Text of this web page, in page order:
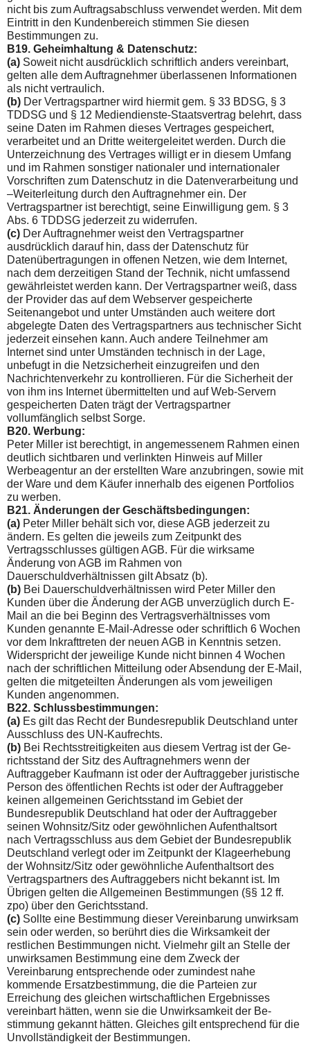
nicht bis zum Auftragsabschluss verwendet wer­den. Mit dem
Eintritt in den Kundenbereich stimmen Sie diesen
Bestimmungen zu.
B19. Geheimhaltung & Datenschutz:
(a) Soweit nicht ausdrücklich schriftlich anders vereinbart,
gelten alle dem Auftragnehmer überlassenen Informationen
als nicht vertraulich.
(b) Der Vertragspartner wird hiermit gem. § 33 BDSG, § 3
TDDSG und § 12 Mediendienste-Staatsvertrag belehrt, dass
sei­ne Daten im Rahmen dieses Vertrages gespeichert,
verarbeitet und an Dritte weitergeleitet werden. Durch die
Unterzeichnung des Vertrages willigt er in diesem Umfang
und im Rahmen sons­tiger nationaler und internationaler
Vorschriften zum Daten­schutz in die Datenverarbeitung und
–Weiterleitung durch den Auftragnehmer ein. Der
Vertragspartner ist berechtigt, seine Einwilligung gem. § 3
Abs. 6 TDDSG jederzeit zu widerrufen.
(c) Der Auftragnehmer weist den Vertragspartner
ausdrücklich darauf hin, dass der Datenschutz für
Datenübertragungen in offenen Netzen, wie dem Internet,
nach dem derzeitigen Stand der Technik, nicht umfassend
gewährleistet werden kann. Der Vertragspartner weiß, dass
der Provider das auf dem Webserver gespeicherte
Seitenangebot und unter Umständen auch weite­re dort
abgelegte Daten des Vertragspartners aus technischer Sicht
jederzeit einsehen kann. Auch andere Teilnehmer am
Internet sind unter Umständen technisch in der Lage,
unbefugt in die Netzsicherheit einzugreifen und den
Nachrichtenverkehr zu kontrollieren. Für die Sicherheit der
von ihm ins Internet über­mittelten und auf Web-Servern
gespeicherten Daten trägt der Vertragspartner
vollumfänglich selbst Sorge.
B20. Werbung:
Peter Miller ist berechtigt, in angemessenem Rahmen einen
deutlich sichtbaren und verlinkten Hinweis auf Miller
Werbeagentur an der erstellten Ware anzubringen, sowie mit
der Ware und dem Käufer innerhalb des eigenen Portfolios
zu werben.
B21. Änderungen der Geschäftsbedingungen:
(a) Peter Miller behält sich vor, diese AGB jederzeit zu
ändern. Es gelten die jeweils zum Zeitpunkt des
Vertragsschlusses gülti­gen AGB. Für die wirksame
Änderung von AGB im Rahmen von
Dauerschuldverhältnissen gilt Absatz (b).
(b) Bei Dauerschuldverhältnissen wird Peter Miller den
Kunden über die Änderung der AGB unverzüglich durch E-
Mail an die bei Beginn des Vertragsverhältnisses vom
Kunden genannte E-Mail-Adresse oder schriftlich 6 Wochen
vor dem Inkrafttreten der neuen AGB in Kenntnis setzen.
Widerspricht der jeweilige Kunde nicht binnen 4 Wochen
nach der schriftlichen Mitteilung oder Absendung der E-Mail,
gelten die mitgeteilten Änderungen als vom jeweiligen
Kunden angenommen.
B22. Schlussbestimmungen:
(a) Es gilt das Recht der Bundesrepublik Deutschland unter
Ausschluss des UN-Kaufrechts.
(b) Bei Rechtsstreitigkeiten aus diesem Vertrag ist der Ge­
richtsstand der Sitz des Auftragnehmers wenn der
Auftraggeber Kaufmann ist oder der Auftraggeber juristische
Person des öf­fentlichen Rechts ist oder der Auftraggeber
keinen allgemeinen Gerichtsstand im Gebiet der
Bundesrepublik Deutschland hat oder der Auftraggeber
seinen Wohnsitz/Sitz oder gewöhnlichen Aufenthaltsort
nach Vertragsschluss aus dem Gebiet der Bun­desrepublik
Deutschland verlegt oder im Zeitpunkt der Klage­erhebung
der Wohnsitz/Sitz oder gewöhnliche Aufenthaltsort des
Vertragspartners des Auftraggebers nicht bekannt ist. Im
Übrigen gelten die Allgemeinen Bestimmungen (§§ 12 ff.
zpo) über den Gerichtsstand.
(c) Sollte eine Bestimmung dieser Vereinbarung unwirksam
sein oder werden, so berührt dies die Wirksamkeit der
restlichen Bestimmungen nicht. Vielmehr gilt an Stelle der
unwirksamen Bestimmung eine dem Zweck der
Vereinbarung entsprechende oder zumindest nahe
kommende Ersatzbestimmung, die die Parteien zur
Erreichung des gleichen wirtschaftlichen Ergeb­nisses
vereinbart hätten, wenn sie die Unwirksamkeit der Be­
stimmung gekannt hätten. Gleiches gilt entsprechend für die
Unvollständigkeit der Bestimmungen.